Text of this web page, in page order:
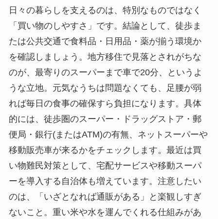
日々の暮らしを支えるのは、特別なものではなく
「買い物のしやすさ」です。結論として、徒歩ま
たは公共交通で食料品・日用品・薬が揃う環境か
を確認しましょう。地方移住で見落とされがちな
のが、最寄りのスーパーまで車で20分、というよ
うな立地。元気なうちは問題なくても、足腰が弱
れば毎日の食事の確保すら負担になります。具体
的には、徒歩圏のスーパー・ドラッグストア・郵
便局・銀行(またはATM)の有無、ネットスーパーや
移動販売車が来るかをチェックします。最近は買
い物難民対策として、宅配サービスや移動スーパ
ーを導入する自治体も増えています。注意したい
のは、「いざとなれば通販がある」と楽観しすぎ
ないこと。重い米や水を運んでくれる仕組みがあ